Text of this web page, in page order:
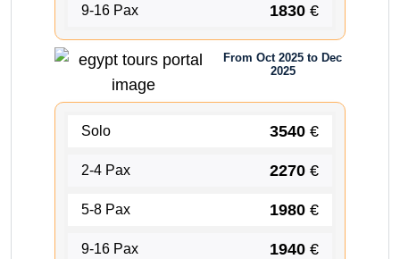
9-16 Pax 1830 €
From Oct 2025 to Dec
2025
Solo 3540 €
2-4 Pax 2270 €
5-8 Pax 1980 €
9-16 Pax 1940 €